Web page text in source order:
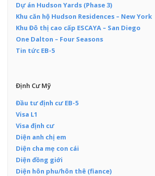
Dự án Hudson Yards (Phase 3)
Khu căn hộ Hudson Residences – New York
Khu Đô thị cao cấp ESCAYA – San Diego
One Dalton – Four Seasons
Tin tức EB-5
Định Cư Mỹ
Đầu tư định cư EB-5
Visa L1
Visa định cư
Diện anh chị em
Diện cha mẹ con cái
Diện đồng giới
Diện hôn phu/hôn thê (fiance)